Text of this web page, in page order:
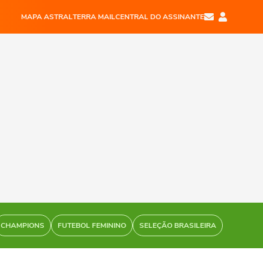
MAPA ASTRALTERRA MAILCENTRAL DO ASSINANTE
CHAMPIONS FUTEBOL FEMININO SELEÇÃO BRASILEIRA